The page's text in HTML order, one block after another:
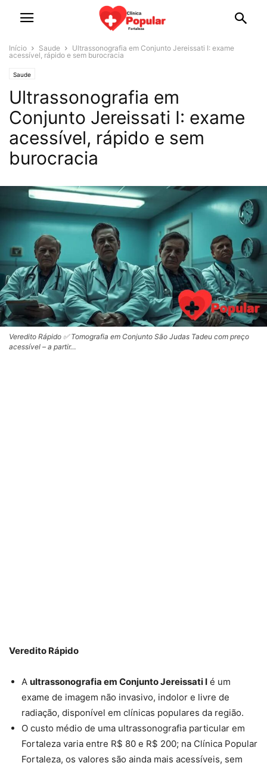
Início Saude
Ultrassonografia em Conjunto Jereissati I: exame
acessível, rápido e sem burocracia
Saude
Ultrassonografia em
Conjunto Jereissati I: exame
acessível, rápido e sem
burocracia
Veredito Rápido ✅ Tomografia em Conjunto São Judas Tadeu com preço
acessível – a partir…
Veredito Rápido
A ultrassonografia em Conjunto Jereissati I é um
exame de imagem não invasivo, indolor e livre de
radiação, disponível em clínicas populares da região.
O custo médio de uma ultrassonografia particular em
Fortaleza varia entre R$ 80 e R$ 200; na Clínica Popular
Fortaleza, os valores são ainda mais acessíveis, sem